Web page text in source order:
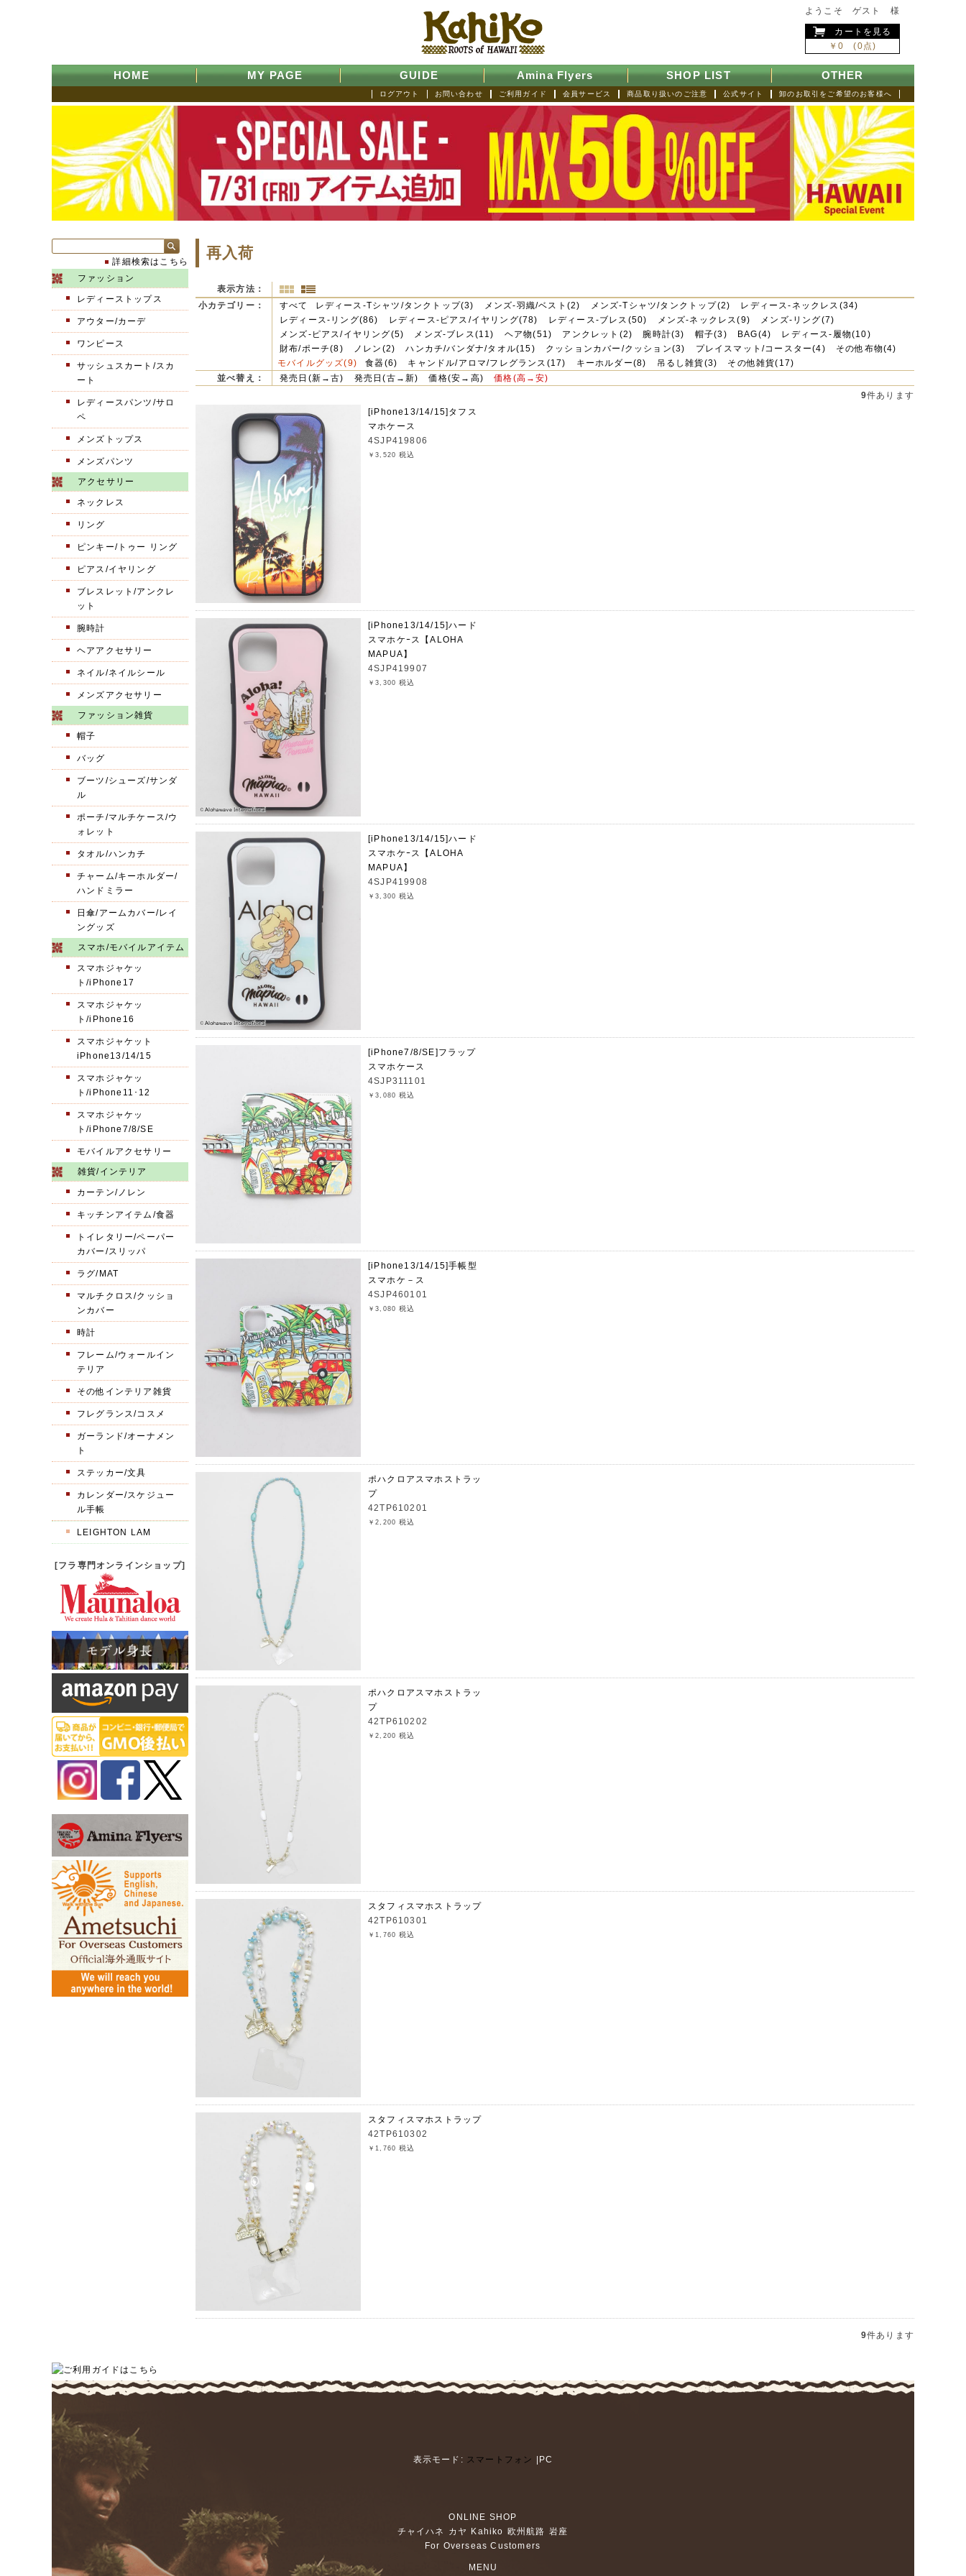
ようこそ ゲスト 様
カートを見る
￥0 (0点)
HOME MY PAGE GUIDE Amina Flyers SHOP LIST OTHER
卸のお取引をご希望のお客様へ
公式サイト
商品取り扱いのご注意
会員サービス
ご利用ガイド
お問い合わせ
ログアウト
再入荷
表示方法：
小カテゴリー：
すべて レディース-Tシャツ/タンクトップ(3) メンズ-羽織/ベスト(2) メンズ-Tシャツ/タンクトップ(2)
レディース-ネックレス(34)
レディース-リング(86)
レディース-ピアス/イヤリング(78) レディース-ブレス(50) メンズ-ネックレス(9)
メンズ-リング(7)
メンズ-ピアス/イヤリング(5)
メンズ-ブレス(11) ヘア物(51) アンクレット(2) 腕時計(3) 帽子(3) BAG(4)
レディース-履物(10)
財布/ポーチ(8)
ノレン(2) ハンカチ/バンダナ/タオル(15) クッションカバー/クッション(3) プレイスマット/コースター(4)
その他布物(4)
モバイルグッズ(9)
食器(6) キャンドル/アロマ/フレグランス(17) キーホルダー(8) 吊るし雑貨(3)
その他雑貨(17)
並べ替え：
発売日(新→古) 発売日(古→新) 価格(安→高)
価格(高→安)
9件あります
[iPhone13/14/15]タフス
マホケース
4SJP419806
￥3,520 税込
[iPhone13/14/15]ハード
スマホケｰス【ALOHA
MAPUA】
4SJP419907
￥3,300 税込
[iPhone13/14/15]ハード
スマホケｰス【ALOHA
MAPUA】
4SJP419908
￥3,300 税込
[iPhone7/8/SE]フラップ
スマホケース
4SJP311101
￥3,080 税込
[iPhone13/14/15]手帳型
スマホケ－ス
4SJP460101
￥3,080 税込
ポハクロアスマホストラッ
プ
42TP610201
￥2,200 税込
ポハクロアスマホストラッ
プ
42TP610202
￥2,200 税込
スタフィスマホストラップ
42TP610301
￥1,760 税込
スタフィスマホストラップ
42TP610302
￥1,760 税込
9件あります
詳細検索はこちら
ファッション
レディーストップス
アウター/カーデ
ワンピース
サッシュスカート/スカ
ート
レディースパンツ/サロ
ペ
メンズトップス
メンズパンツ
アクセサリー
ネックレス
リング
ピンキー/トゥー リング
ピアス/イヤリング
ブレスレット/アンクレ
ット
腕時計
ヘアアクセサリー
ネイル/ネイルシール
メンズアクセサリー
ファッション雑貨
帽子
バッグ
ブーツ/シューズ/サンダ
ル
ポーチ/マルチケース/ウ
ォレット
タオル/ハンカチ
チャーム/キーホルダー/
ハンドミラー
日傘/アームカバー/レイ
ングッズ
スマホ/モバイルアイテム
スマホジャケッ
ト/iPhone17
スマホジャケッ
ト/iPhone16
スマホジャケット
iPhone13/14/15
スマホジャケッ
ト/iPhone11･12
スマホジャケッ
ト/iPhone7/8/SE
モバイルアクセサリー
雑貨/インテリア
カーテン/ノレン
キッチンアイテム/食器
トイレタリー/ペーパー
カバー/スリッパ
ラグ/MAT
マルチクロス/クッショ
ンカバー
時計
フレーム/ウォールイン
テリア
その他インテリア雑貨
フレグランス/コスメ
ガーランド/オーナメン
ト
ステッカー/文具
カレンダー/スケジュー
ル手帳
LEIGHTON LAM
[フラ専門オンラインショップ]
表示モード: スマートフォン |PC
ONLINE SHOP
チャイハネ
カヤ Kahiko 欧州航路 岩座
For Overseas Customers
MENU